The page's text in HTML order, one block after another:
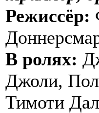
Режиссёр:
В ролях:
Джоли, Пол
Тимоти